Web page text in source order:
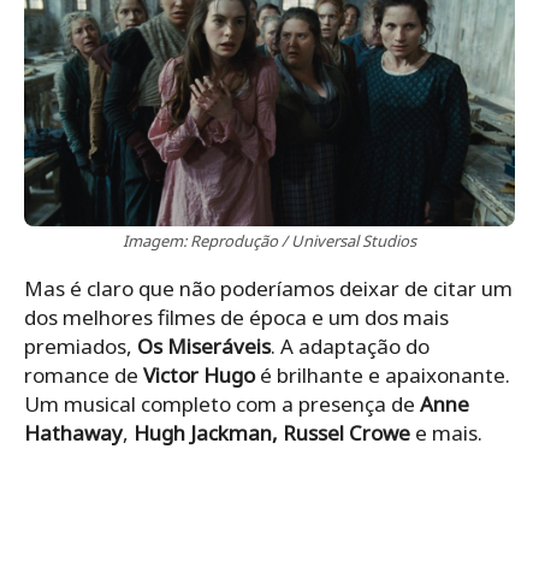
Imagem: Reprodução / Universal Studios
Mas é claro que não poderíamos deixar de citar um
dos melhores filmes de época e um dos mais
premiados, Os Miseráveis. A adaptação do
romance de Victor Hugoé brilhante e apaixonante.
Um musical completo com a presença de Anne
Hathaway, Hugh Jackman, Russel Crowe e mais.